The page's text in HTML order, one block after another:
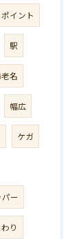
イント
駅
名
幅広
ケガ
パー
り